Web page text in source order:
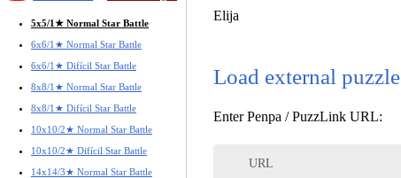
5x5/1★ Normal Star Battle
6x6/1★ Normal Star Battle
6x6/1★ Difícil Star Battle
8x8/1★ Normal Star Battle
8x8/1★ Difícil Star Battle
10x10/2★ Normal Star Battle
10x10/2★ Difícil Star Battle
14x14/3★ Normal Star Battle
Elija
Load external puzzle
Enter Penpa / PuzzLink URL:
URL